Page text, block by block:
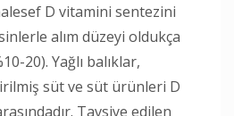
D vitamini sentezini
alım düzeyi oldukça
20). Yağlı balıklar,
süt ve süt ürünleri D
Tavsiye edilen